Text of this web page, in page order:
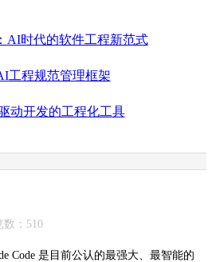
AI时代的软件工程新范式
工程规范管理框架
动开发的工程化工具
：510
Code 是目前公认的最强大、最智能的